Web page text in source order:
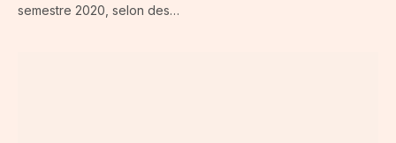
semestre 2020, selon des…